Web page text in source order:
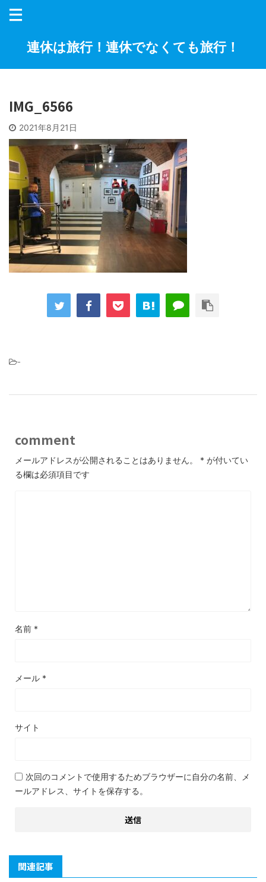
連休は旅行！連休でなくても旅行！
IMG_6566
2021年8月21日
-
comment
メールアドレスが公開されることはありません。 * が付いてい
る欄は必須項目です
名前 *
メール *
サイト
次回のコメントで使用するためブラウザーに自分の名前、メ
ールアドレス、サイトを保存する。
関連記事